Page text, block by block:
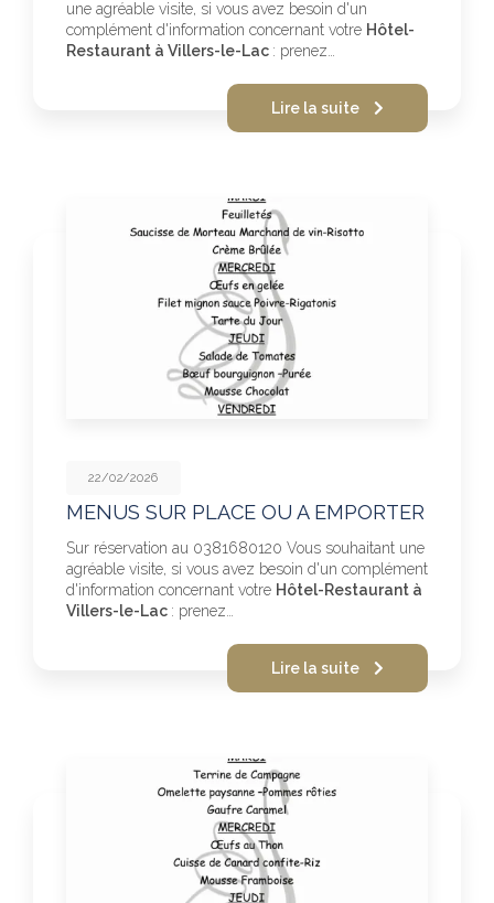
une agréable visite, si vous avez besoin d'un
complément d'information concernant votre Hôtel-
Restaurant à Villers-le-Lac : prenez…
Lire la suite
22/02/2026
MENUS SUR PLACE OU A EMPORTER
Sur réservation au 0381680120 Vous souhaitant une
agréable visite, si vous avez besoin d'un complément
d'information concernant votre Hôtel-Restaurant à
Villers-le-Lac : prenez…
Lire la suite